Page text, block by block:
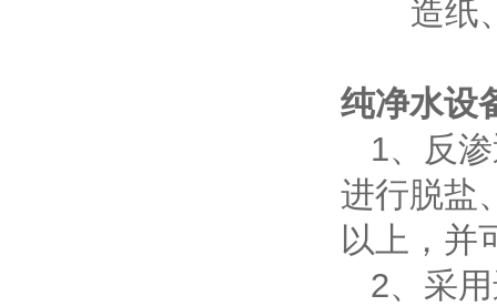
造纸、
纯净水设
1、反渗
进行脱盐
以上，
2、采用